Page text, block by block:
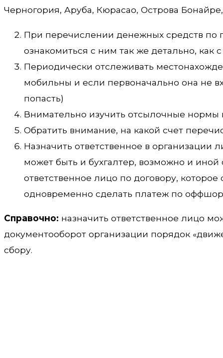
Черногория, Аруба, Кюрасао, Острова
При перечислении денежных средств по
ознакомиться с ним так же детально,
Периодически отслеживать
мобильны и если первоначально она не
попасть)
Внимательно изучить отсылочные нормы
Обратить внимание, на какой счет
Назначить ответственное в
может быть и бухгалтер, возможно и
ответственное лицо по договору,
одновременно сделать платеж по
Справочно: назначить ответственное лицо
документооборот организации порядок
сбору.